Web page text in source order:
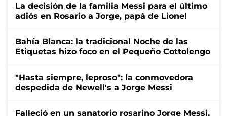
La decisión de la familia Messi para el último
adiós en Rosario a Jorge, papá de Lionel
Bahía Blanca: la tradicional Noche de las
Etiquetas hizo foco en el Pequeño Cottolengo
"Hasta siempre, leproso": la conmovedora
despedida de Newell's a Jorge Messi
Falleció en un sanatorio rosarino Jorge Messi,